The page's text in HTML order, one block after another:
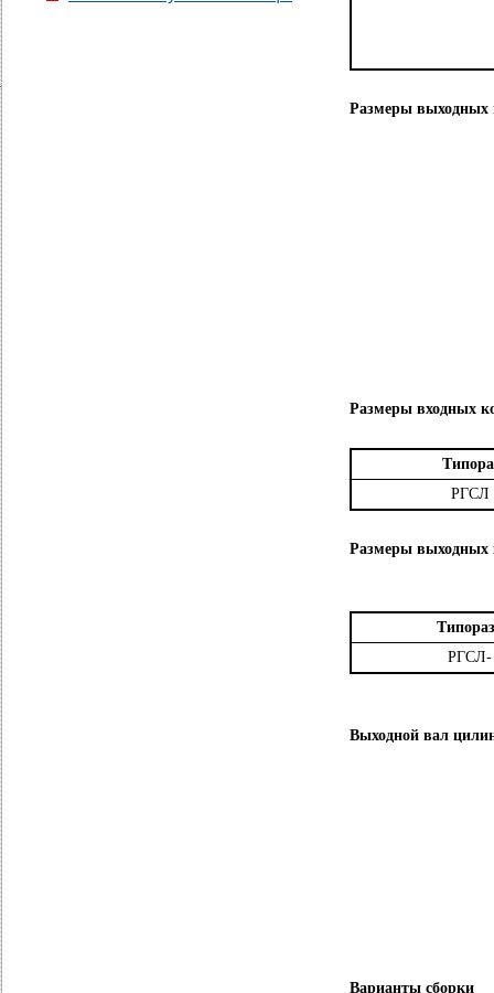
Размеры выходных
Размеры входных
РГСЛ
Размеры выходных
РГСЛ-
Выходной вал
Варианты сборки